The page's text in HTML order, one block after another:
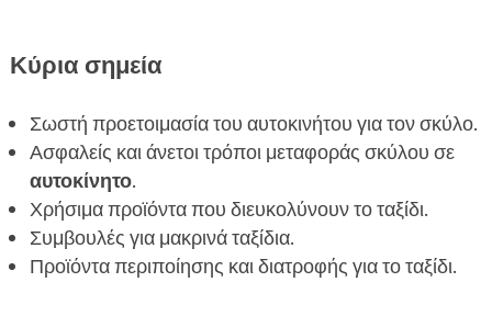
διατροφή στον δρόμο
Μέτρα ασφάλειας κατά τη μεταφορά σκύλου
Προετοιμασία για έκτακτες ανάγκες
 Συμβουλές για να διατηρήσετε την καμπίνα
καθαρή
 Εκπαίδευση από νωρίς για τον σκύλο σας
Κύρια σημεία
Σωστή προετοιμασία του αυτοκινήτου για τον σκύλο.
Ασφαλείς και άνετοι τρόποι μεταφοράς σκύλου σε
αυτοκίνητο.
Χρήσιμα προϊόντα που διευκολύνουν το ταξίδι.
Συμβουλές για μακρινά ταξίδια.
Προϊόντα περιποίησης και διατροφής για το ταξίδι.